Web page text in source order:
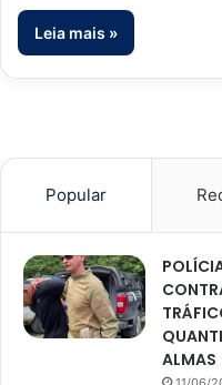
Leia mais »
Popular
ALMAS